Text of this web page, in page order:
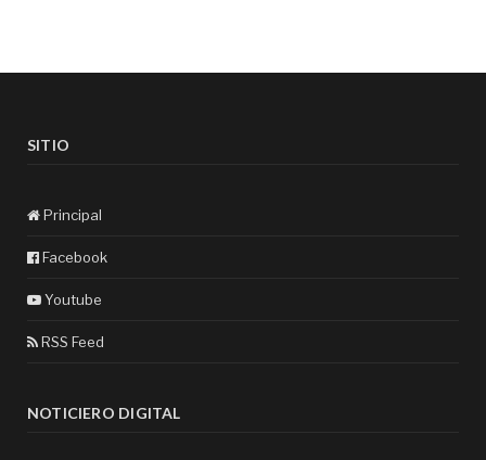
SITIO
Principal
Facebook
Youtube
RSS Feed
NOTICIERO DIGITAL